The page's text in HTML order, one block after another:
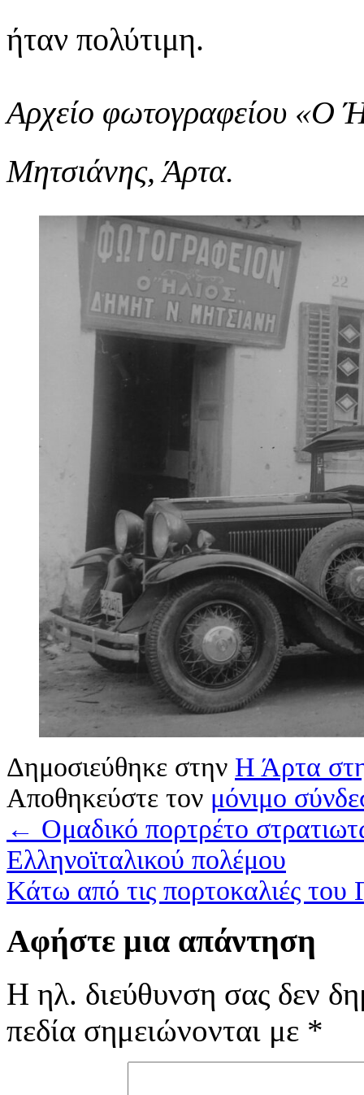
ήταν πολύτιμη.
Αρχείο φωτογραφείου «Ο
Μητσιάνης, Άρτα.
Δημοσιεύθηκε στην Η Άρτα
Αποθηκεύστε τον μόνιμο
← Ομαδικό πορτρέτο
Ελληνοϊταλικού πολέμου
Κάτω από τις πορτοκαλιές του
Αφήστε μια απάντηση
Η ηλ. διεύθυνση σας δεν
πεδία σημειώνονται με *